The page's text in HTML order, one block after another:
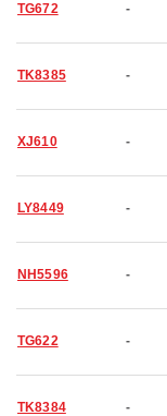
TG672 -
TK8385 -
XJ610 -
LY8449 -
NH5596 -
TG622 -
TK8384 -